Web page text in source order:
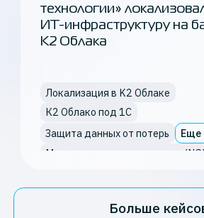
технологии»
ИТ-инфраструктуру на
K2 Облака
Локализация в K2 Облаке
К2 Облако под 1С
Защита данных от потерь
Межсетевое экранирование
Еще
Больше